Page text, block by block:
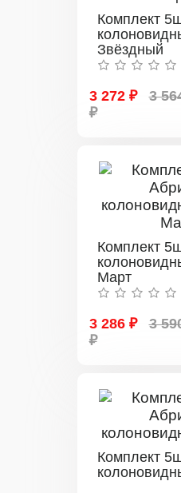
Комплект
Звёздный
3 272 ₽
3
₽
Комплект
Март
3 286 ₽
3
₽
Комплект